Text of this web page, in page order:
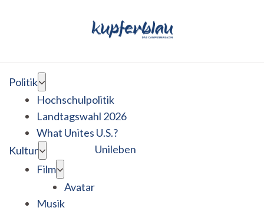
Politik
Hochschulpolitik
Landtagswahl 2026
What Unites U.S.?
Kultur
Film
Avatar
Musik
Unileben